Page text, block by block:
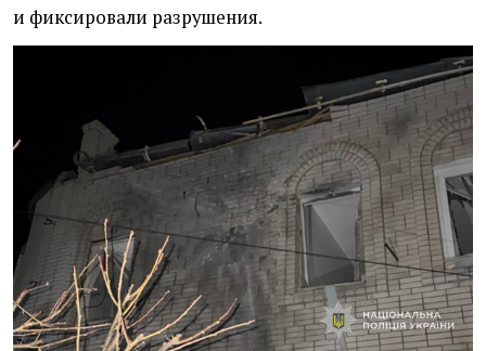
и фиксировали разрушения.